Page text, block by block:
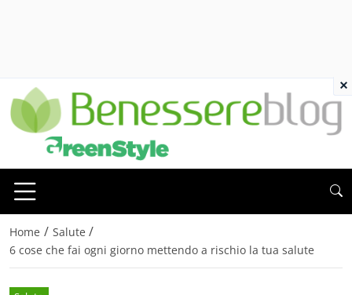
Home / Salute /
6 cose che fai ogni giorno mettendo a rischio la tua salute
×